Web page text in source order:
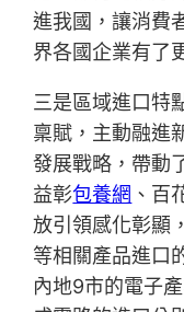
進我國，讓消費
界各國企業有了
三是區域進口特
稟賦，主動融進
發展戰略，帶動
益彰包養網 、百
放引領感化彰顯
等相關產品進口
內地9市的電子